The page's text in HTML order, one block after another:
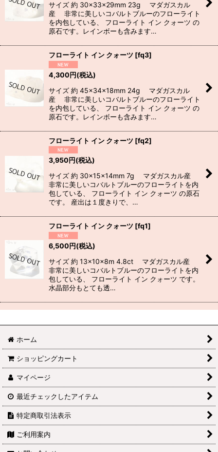
サイズ 約 30×33×29mm 23g マダガスカル
産 非常に美しいコバルトブルーのフローライト
を内包している、 フローライト イン クォーツ の
原石です。レインボーも含みます…
フローライト イン クォーツ [fq3]
4,300円(税込)
サイズ 約 45×34×18mm 24g マダガスカル
産 非常に美しいコバルトブルーのフローライト
を内包している、 フローライト イン クォーツ の
原石です。レインボーも含みます…
フローライト イン クォーツ [fq2]
3,950円(税込)
サイズ 約 30×15×14mm 7g マダガスカル産
非常に美しいコバルトブルーのフローライトを内
包している、 フローライト イン クォーツ の原石
です。 産出は１度きりで、…
フローライト イン クォーツ [fq1]
6,500円(税込)
サイズ 約 13×10×8m 4.8ct マダガスカル産
非常に美しいコバルトブルーのフローライトを内
包している、 フローライト イン クォーツ です。
水晶部分もとても透…
ホーム
ショッピングカート
マイページ
最近チェックしたアイテム
特定商取引法表示
ご利用案内